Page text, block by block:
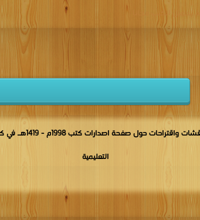
تحميل الكتب مجانا
مناقشات واقتراحات حول صفحة
التعليمية